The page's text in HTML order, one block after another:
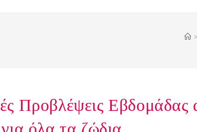
>
Προβλέψεις